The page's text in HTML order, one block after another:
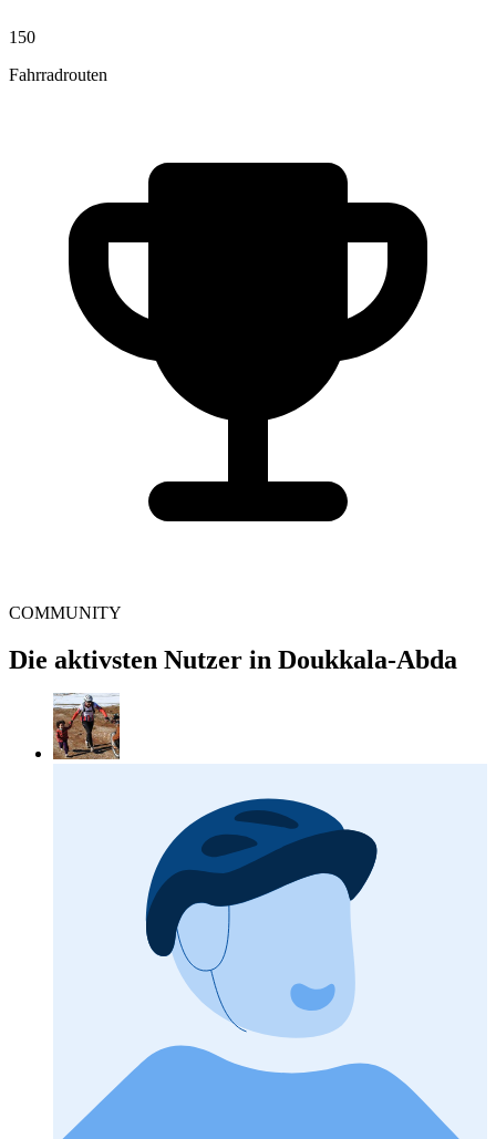
150
Fahrradrouten
COMMUNITY
Die aktivsten Nutzer in Doukkala-Abda